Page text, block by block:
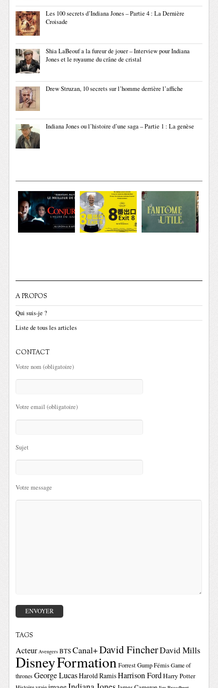
Les 100 secrets d’Indiana Jones – Partie 4 : La Dernière
Croisade
Shia LaBeouf a la fureur de jouer – Interview pour Indiana
Jones et le royaume du crâne de cristal
Drew Struzan, 10 secrets sur l’homme derrière l’affiche
Indiana Jones ou l’histoire d’une saga – Partie 1 : La genèse
A PROPOS
Qui suis-je ?
Liste de tous les articles
CONTACT
Votre nom (obligatoire)
Votre email (obligatoire)
Sujet
Votre message
TAGS
Acteur Avengers BTSCanal+David FincherDavid Mills
DisneyFormationForrest GumpFémis Game of
thrones George LucasHarold RamisHarrison FordHarry Potter